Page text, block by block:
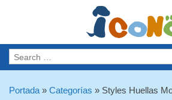
Portada » Categorías » Styles Huellas